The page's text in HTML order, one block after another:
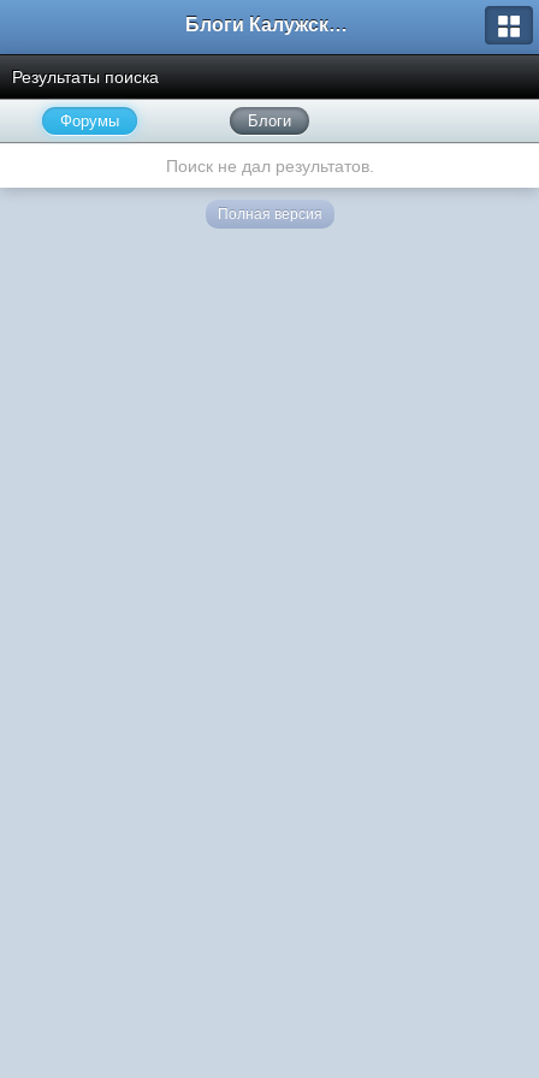
Блоги Калужского перекрестка
Результаты поиска
Форумы Блоги
Поиск не дал результатов.
Полная версия